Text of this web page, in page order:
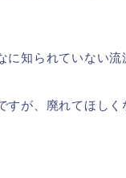
知られていない流
が、廃れてほしく